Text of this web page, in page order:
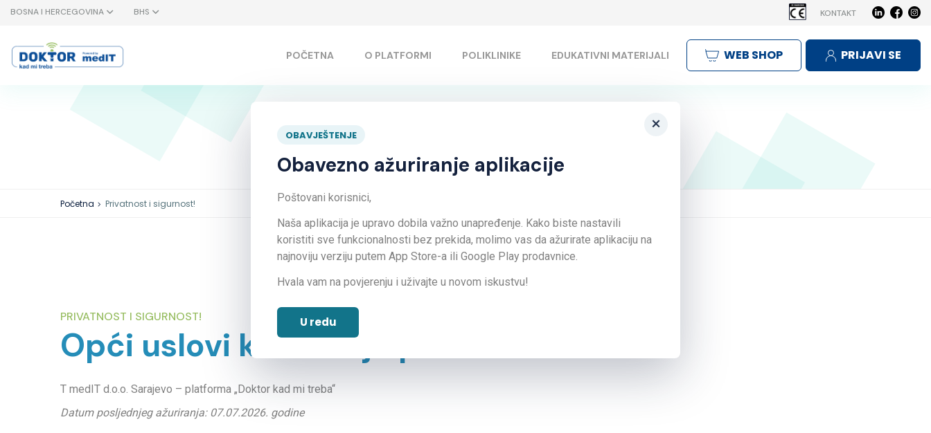
BOSNA I HERCEGOVINA BHS KONTAKT
POČETNA O PLATFORMI POLIKLINIKE EDUKATIVNI MATERIJALI WEB SHOP PRIJAVI SE
×
OBAVJEŠTENJE
Obavezno ažuriranje aplikacije
Poštovani korisnici,
Naša aplikacija je upravo dobila važno unapređenje. Kako biste nastavili
koristiti sve funkcionalnosti bez prekida, molimo vas da ažurirate aplikaciju na
najnoviju verziju putem App Store-a ili Google Play prodavnice.
Hvala vam na povjerenju i uživajte u novom iskustvu!
U redu
Privatnost i sigurnost!
Početna Privatnost i sigurnost!
PRIVATNOST I SIGURNOST!
Opći uslovi korištenja platforme
T medIT d.o.o. Sarajevo – platforma „Doktor kad mi treba“
Datum posljednjeg ažuriranja: 07.07.2026. godine